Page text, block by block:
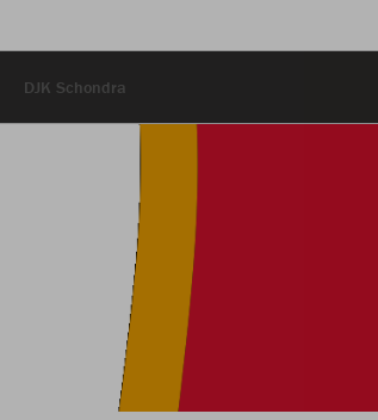
DJK Schondra